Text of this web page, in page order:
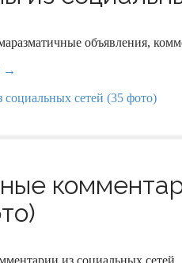
объявления,
→
из социальных сетей